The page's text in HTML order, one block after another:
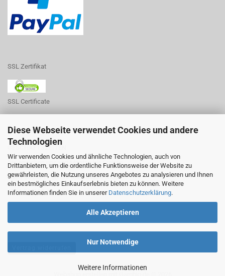
Diese Webseite verwendet Cookies und andere
Technologien
Wir verwenden Cookies und ähnliche Technologien, auch von
Drittanbietern, um die ordentliche Funktionsweise der Website zu
gewährleisten, die Nutzung unseres Angebotes zu analysieren und Ihnen
ein bestmögliches Einkaufserlebnis bieten zu können. Weitere
Informationen finden Sie in unserer Datenschutzerklärung.
Alle Akzeptieren
Nur Notwendige
Weitere Informationen
SSL Zertifikat
SSL Certificate
GESCHÄFTSZEITEN
Sie erreichen uns von Montag bis Freitag
von 8:00 bis 17:00 Uhr telefonisch unter
0234 541185